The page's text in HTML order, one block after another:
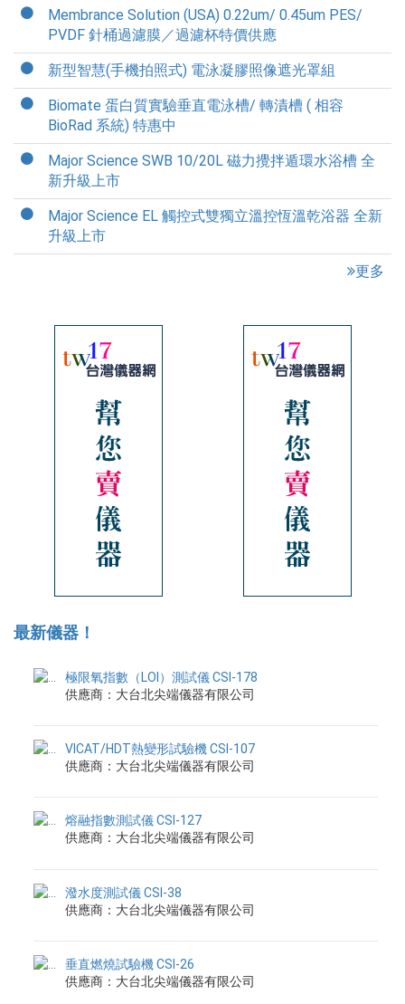
Membrance Solution (USA) 0.22um/ 0.45um PES/
PVDF 針桶過濾膜／過濾杯特價供應
新型智慧(手機拍照式) 電泳凝膠照像遮光罩組
Biomate 蛋白質實驗垂直電泳槽/ 轉漬槽 ( 相容
BioRad 系統) 特惠中
Major Science SWB 10/20L 磁力攪拌遁環水浴槽 全
新升級上市
Major Science EL 觸控式雙獨立溫控恆溫乾浴器 全新
升級上市
更多
最新儀器！
極限氧指數（LOI）測試儀 CSI-178
供應商：大台北尖端儀器有限公司
VICAT/HDT熱變形試驗機 CSI-107
供應商：大台北尖端儀器有限公司
熔融指數測試儀 CSI-127
供應商：大台北尖端儀器有限公司
潑水度測試儀 CSI-38
供應商：大台北尖端儀器有限公司
垂直燃燒試驗機 CSI-26
供應商：大台北尖端儀器有限公司